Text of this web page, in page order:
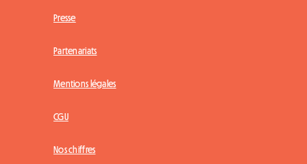
Presse
Partenariats
Mentions légales
CGU
Nos chiffres